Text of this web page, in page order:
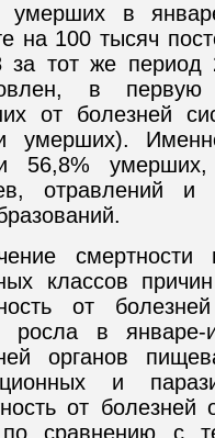
умерших в
на 100 тысяч
за тот же период
в первую
от болезней
умерших).
56,8%
отравлений
классов
от
росла в январе-
органов
и
от болезней
сравнению с